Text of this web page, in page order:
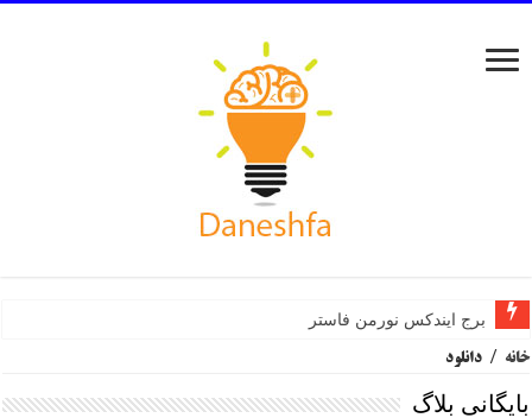
برج ایندکس نورمن فاستر
خانه / دانلود
بایگانی بلاگ